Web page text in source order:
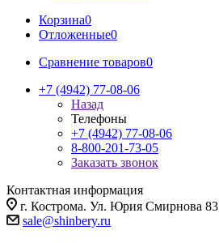
Корзина0
Отложенные0
Сравнение товаров0
+7 (4942) 77-08-06
Назад
Телефоны
+7 (4942) 77-08-06
8-800-201-73-05
Заказать звонок
Контактная информация
г. Кострома. Ул. Юрия Смирнова 83
sale@shinbery.ru